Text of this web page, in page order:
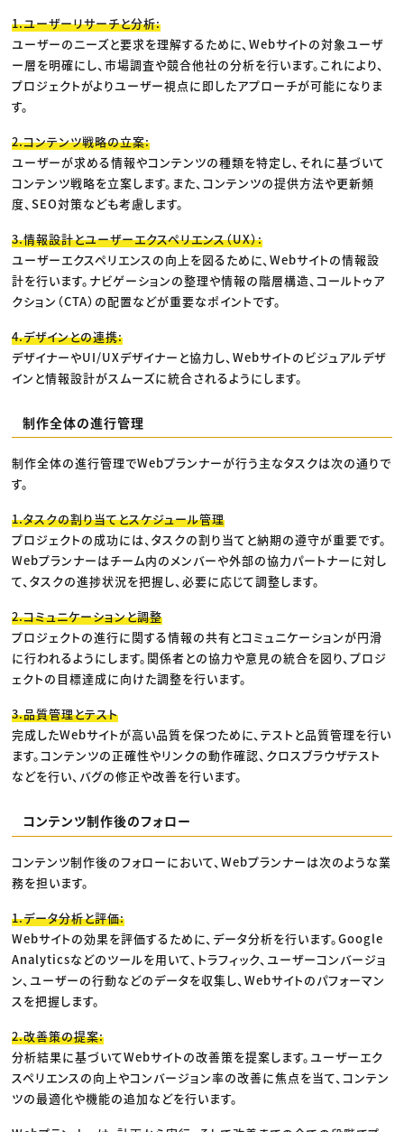
1.ユーザーリサーチと分析:
ユーザーのニーズと要求を理解するために、Webサイトの対象ユーザ
ー層を明確にし、市場調査や競合他社の分析を行います。これにより、
プロジェクトがよりユーザー視点に即したアプローチが可能になりま
す。
2.コンテンツ戦略の立案:
ユーザーが求める情報やコンテンツの種類を特定し、それに基づいて
コンテンツ戦略を立案します。また、コンテンツの提供方法や更新頻
度、SEO対策なども考慮します。
3.情報設計とユーザーエクスペリエンス（UX）:
ユーザーエクスペリエンスの向上を図るために、Webサイトの情報設
計を行います。ナビゲーションの整理や情報の階層構造、コールトゥア
クション（CTA）の配置などが重要なポイントです。
4.デザインとの連携:
デザイナーやUI/UXデザイナーと協力し、Webサイトのビジュアルデザ
インと情報設計がスムーズに統合されるようにします。
制作全体の進行管理
制作全体の進行管理でWebプランナーが行う主なタスクは次の通りで
す。
1.タスクの割り当てとスケジュール管理
プロジェクトの成功には、タスクの割り当てと納期の遵守が重要です。
Webプランナーはチーム内のメンバーや外部の協力パートナーに対し
て、タスクの進捗状況を把握し、必要に応じて調整します。
2.コミュニケーションと調整
プロジェクトの進行に関する情報の共有とコミュニケーションが円滑
に行われるようにします。関係者との協力や意見の統合を図り、プロジ
ェクトの目標達成に向けた調整を行います。
3.品質管理とテスト
完成したWebサイトが高い品質を保つために、テストと品質管理を行い
ます。コンテンツの正確性やリンクの動作確認、クロスブラウザテスト
などを行い、バグの修正や改善を行います。
コンテンツ制作後のフォロー
コンテンツ制作後のフォローにおいて、Webプランナーは次のような業
務を担います。
1.データ分析と評価:
Webサイトの効果を評価するために、データ分析を行います。Google
Analyticsなどのツールを用いて、トラフィック、ユーザーコンバージョ
ン、ユーザーの行動などのデータを収集し、Webサイトのパフォーマン
スを把握します。
2.改善策の提案:
分析結果に基づいてWebサイトの改善策を提案します。ユーザーエク
スペリエンスの向上やコンバージョン率の改善に焦点を当て、コンテン
ツの最適化や機能の追加などを行います。